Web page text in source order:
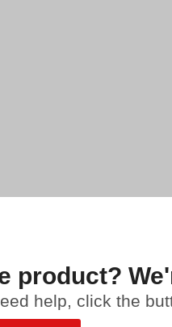
product?
help, click the